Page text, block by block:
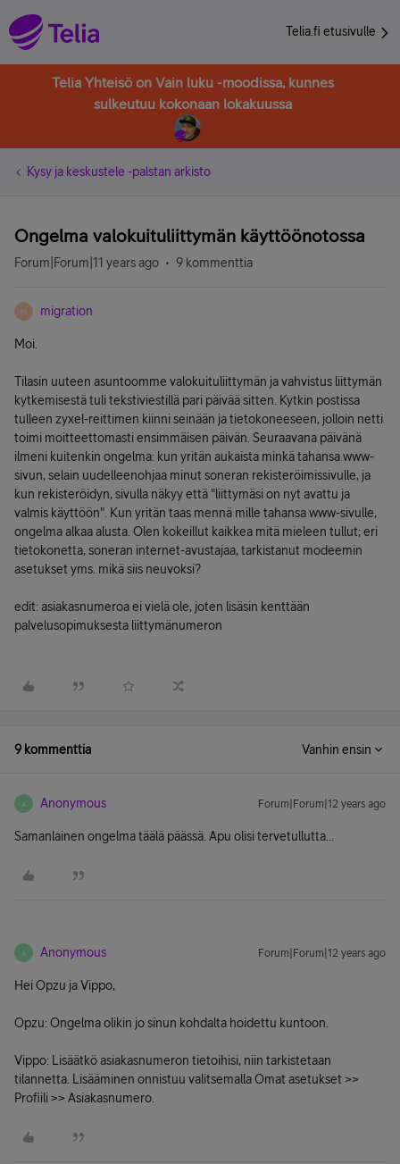
Telia.fi etusivulle
Telia Yhteisö on Vain luku -moodissa, kunnes
sulkeutuu kokonaan lokakuussa
Kysy ja keskustele -palstan arkisto
Ongelma valokuituliittymän käyttöönotossa
Forum|Forum|11 years ago 9 kommenttia
M migration
Moi.
Tilasin uuteen asuntoomme valokuituliittymän ja vahvistus liittymän
kytkemisestä tuli tekstiviestillä pari päivää sitten. Kytkin postissa
tulleen zyxel-reittimen kiinni seinään ja tietokoneeseen, jolloin netti
toimi moitteettomasti ensimmäisen päivän. Seuraavana päivänä
ilmeni kuitenkin ongelma: kun yritän aukaista minkä tahansa www-
sivun, selain uudelleenohjaa minut soneran rekisteröimissivulle, ja
kun rekisteröidyn, sivulla näkyy että "liittymäsi on nyt avattu ja
valmis käyttöön". Kun yritän taas mennä mille tahansa www-sivulle,
ongelma alkaa alusta. Olen kokeillut kaikkea mitä mieleen tullut; eri
tietokonetta, soneran internet-avustajaa, tarkistanut modeemin
asetukset yms. mikä siis neuvoksi?
edit: asiakasnumeroa ei vielä ole, joten lisäsin kenttään
palvelusopimuksesta liittymänumeron
9 kommenttia Vanhin ensin
A Anonymous Forum|Forum|12 years ago
Samanlainen ongelma täälä päässä. Apu olisi tervetullutta...
A Anonymous Forum|Forum|12 years ago
Hei Opzu ja Vippo,
Opzu: Ongelma olikin jo sinun kohdalta hoidettu kuntoon.
Vippo: Lisäätkö asiakasnumeron tietoihisi, niin tarkistetaan
tilannetta. Lisääminen onnistuu valitsemalla Omat asetukset >>
Profiili >> Asiakasnumero.